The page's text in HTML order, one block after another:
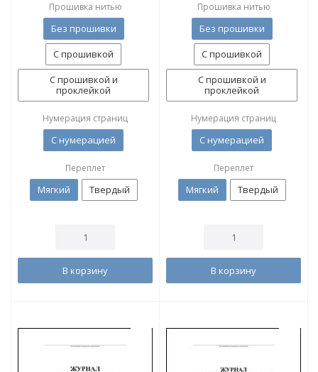
Прошивка нитью
Без прошивки
С прошивкой
С прошивкой и
проклейкой
Нумерация страниц
С нумерацией
Переплет
Мягкий Твердый
В корзину
Прошивка нитью
Без прошивки
С прошивкой
С прошивкой и
проклейкой
Нумерация страниц
С нумерацией
Переплет
Мягкий Твердый
В корзину